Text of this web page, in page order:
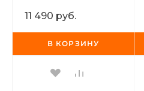
11 490 руб.
В КОРЗИНУ